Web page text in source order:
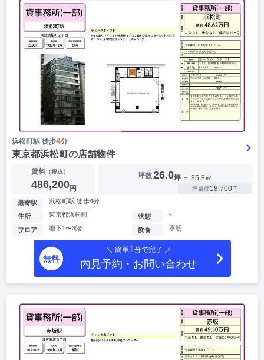
浜松町駅 徒歩4分
東京都浜松町の店舗物件
賃料（税込）
486,200円
坪数26.0坪 ＝ 85.8㎡
坪単価18,700円
最寄駅 浜松町駅 徒歩4分
住所 東京都浜松町
フロア 地下1〜3階
状態 -
飲食 不明
無料
＼ 簡単1分で完了 ／
内見予約・お問い合わせ